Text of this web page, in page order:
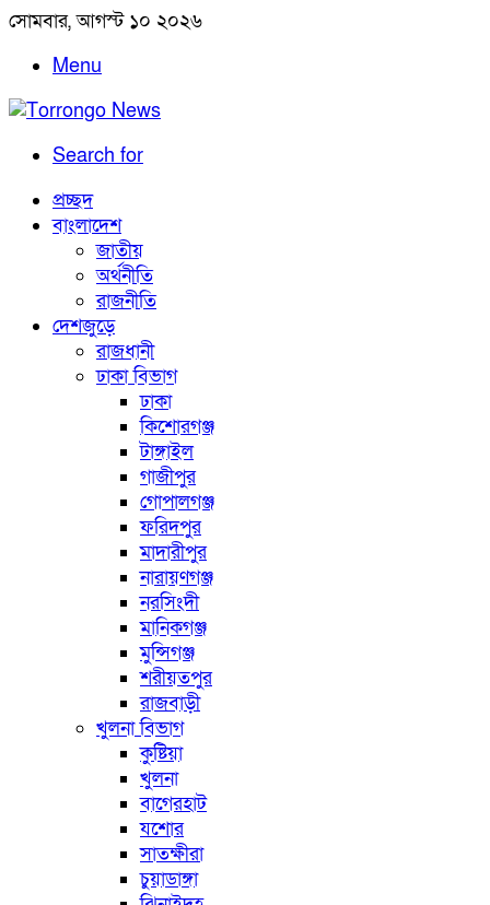
সোমবার, আগস্ট ১০ ২০২৬
Menu
Search for
প্রচ্ছদ
বাংলাদেশ
জাতীয়
অর্থনীতি
রাজনীতি
দেশজুড়ে
রাজধানী
ঢাকা বিভাগ
ঢাকা
কিশোরগঞ্জ
টাঙ্গাইল
গাজীপুর
গোপালগঞ্জ
ফরিদপুর
মাদারীপুর
নারায়ণগঞ্জ
নরসিংদী
মানিকগঞ্জ
মুন্সিগঞ্জ
শরীয়তপুর
রাজবাড়ী
খুলনা বিভাগ
কুষ্টিয়া
খুলনা
বাগেরহাট
যশোর
সাতক্ষীরা
চুয়াডাঙ্গা